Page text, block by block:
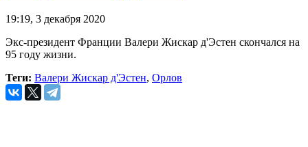
19:19, 3 декабря 2020
Экс-президент Франции Валери Жискар д'Эстен скончался на
95 году жизни.
Теги: Валери Жискар д'Эстен, Орлов